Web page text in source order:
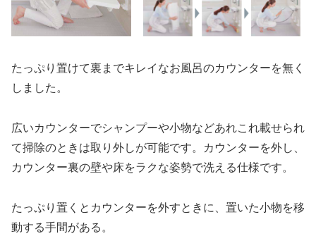
たっぷり置けて裏までキレイなお風呂のカウンターを無く
しました。
広いカウンターでシャンプーや小物などあれこれ載せられ
て掃除のときは取り外しが可能です。カウンターを外し、
カウンター裏の壁や床をラクな姿勢で洗える仕様です。
たっぷり置くとカウンターを外すときに、置いた小物を移
動する手間がある。